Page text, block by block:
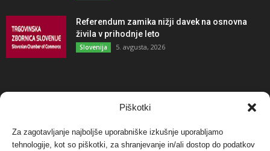
Piškotki
Za zagotavljanje najboljše uporabniške izkušnje uporabljamo
tehnologije, kot so piškotki, za shranjevanje in/ali dostop do podatkov
Referendum zamika nižji davek na osnovna
živila v prihodnje leto
Slovenija 5. avgusta, 2026
NAJBOLJ KOMENTIRANO
Protest proti vetrnim elektrarnam na Ojstrici, v
svetu pa vedno bolj...